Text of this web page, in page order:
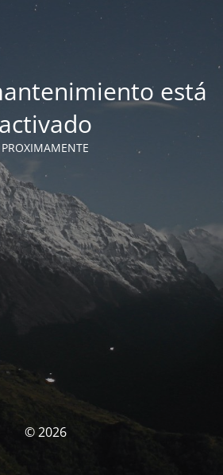
está
activado
PROXIMAMENTE
© 2026